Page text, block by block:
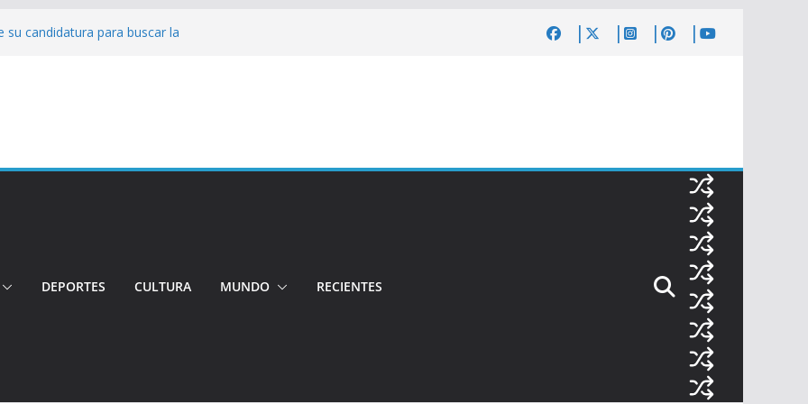
su candidatura para buscar la
Investigan crimen de un hombre en el
e incidentes marcaron la
DEPORTES CULTURA MUNDO RECIENTES